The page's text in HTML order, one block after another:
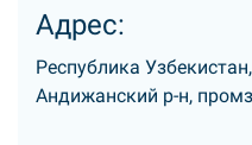
Адрес:
Республика
Андижанский р-н,